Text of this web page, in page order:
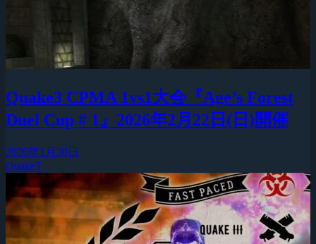
Quake3 CPMA 1vs1大会『Age’s Forest
Duel Cup # 1』2026年2月22日(日)開催
2026年1月30日
Quake3